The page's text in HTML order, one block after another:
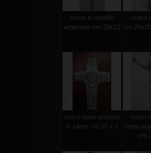
croce in metallo
argentato cm.28x12
croce
croce buon pastore
in zama cm.10 x 7
corpo
zama